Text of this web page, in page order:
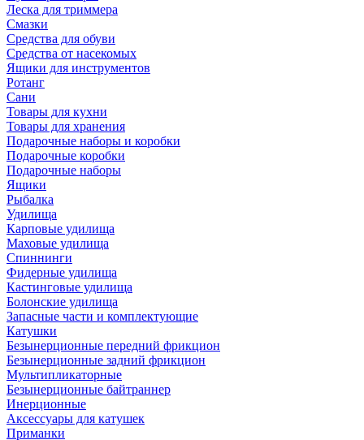
Леска для триммера
Смазки
Средства для обуви
Средства от насекомых
Ящики для инструментов
Ротанг
Сани
Товары для кухни
Товары для хранения
Подарочные наборы и коробки
Подарочные коробки
Подарочные наборы
Ящики
Рыбалка
Удилища
Карповые удилища
Маховые удилища
Спиннинги
Фидерные удилища
Кастинговые удилища
Болонские удилища
Запасные части и комплектующие
Катушки
Безынерционные передний фрикцион
Безынерционные задний фрикцион
Мультипликаторные
Безынерционные байтраннер
Инерционные
Аксессуары для катушек
Приманки